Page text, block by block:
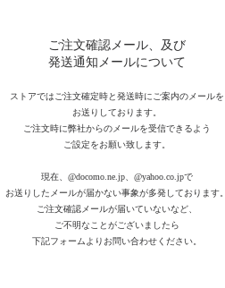
ご注文確認メール、及び
発送通知メールについて
ストアではご注文確定時と発送時にご案内のメールを
お送りしております。
ご注文時に弊社からのメールを受信できるよう
ご設定をお願い致します。
現在、 @docomo.ne.jp、@yahoo.co.jpで
お送りしたメールが届かない事象が多発しております。
ご注文確認メールが届いていないなど、
ご不明なことがございましたら
下記フォームよりお問い合わせください。